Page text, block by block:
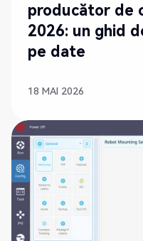
producător de
2026: un ghid
pe date
18 MAI 2026